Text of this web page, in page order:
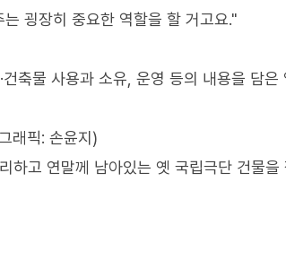
굉장히 중요한 역할을 할 거고요."
축물 사용과 소유, 운영 등의 내용을 담
래픽: 손윤지)
하고 연말께 남아있는 옛 국립극단 건물